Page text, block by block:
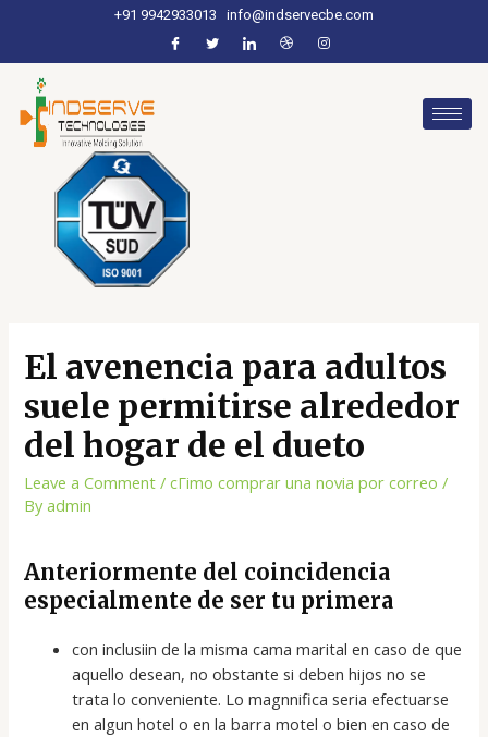
+91 9942933013 info@indservecbe.com
El avenencia para adultos
suele permitirse alrededor
del hogar de el dueto
Leave a Comment /cГіmo comprar una novia por correo /
Byadmin
Anteriormente del coincidencia
especialmente de ser tu primera
con inclusiin de la misma cama marital en caso de que
aquello desean, no obstante si deben hijos no se
trata lo conveniente. Lo magnnifica seri­a efectuarse
en algun hotel o en la barra motel o bien en caso de